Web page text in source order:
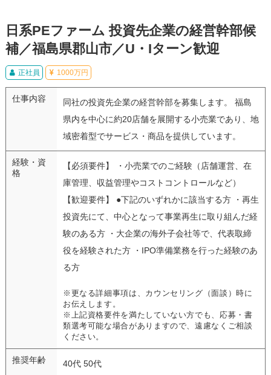
日系PEファーム 投資先企業の経営幹部候
補／福島県郡山市／U・Iターン歓迎
正社員 1000万円
仕事内容
同社の投資先企業の経営幹部を募集します。 福島
県内を中心に約20店舗を展開する小売業であり、地
域密着型でサービス・商品を提供しています。
経験・資
格
【必須要件】 ・小売業でのご経験（店舗運営、在
庫管理、収益管理やコストコントロールなど）
【歓迎要件】 ●下記のいずれかに該当する方 ・再生
投資先にて、中心となって事業再生に取り組んだ経
験のある方 ・大企業の海外子会社等で、代表取締
役を経験された方 ・IPO準備業務を行った経験のあ
る方
※更なる詳細事項は、カウンセリング（面談）時に
お伝えします。
※上記資格要件を満たしていない方でも、応募・書
類選考可能な場合がありますので、遠慮なくご相談
ください。
推奨年齢 40代 50代